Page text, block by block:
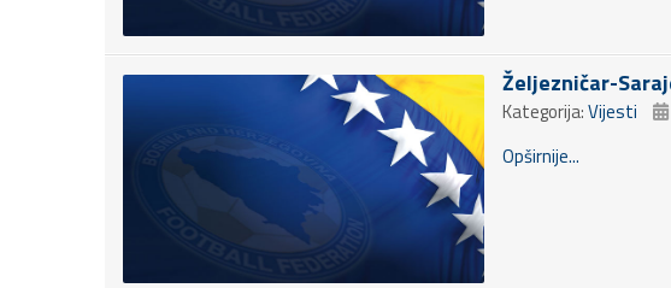
Željezničar-
Kategorija:Vijesti
Opširnije...